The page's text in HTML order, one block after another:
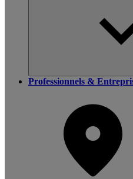
Professionnels &